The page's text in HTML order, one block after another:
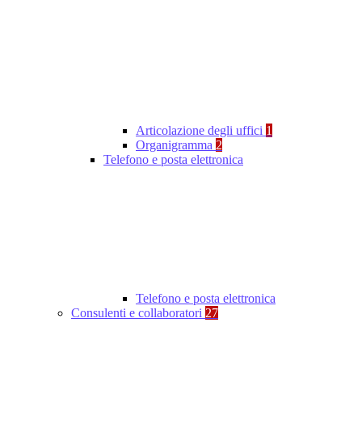
Articolazione degli uffici 1
Organigramma 2
Telefono e posta elettronica
Telefono e posta elettronica
Consulenti e collaboratori 27